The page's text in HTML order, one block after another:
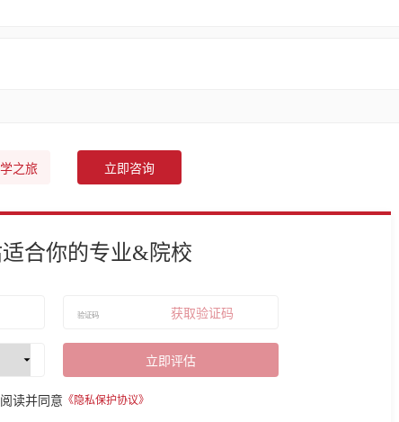
之旅 立即咨询
合你的专业&院校
获取验证码
立即评估
读并同意 《隐私保护协议》